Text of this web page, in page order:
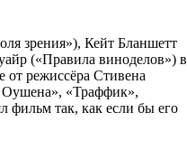
зрения»), Кейт Бланшетт
(«Правила виноделов») в
от режиссёра Стивена
Оушена», «Траффик»,
фильм так, как если бы его